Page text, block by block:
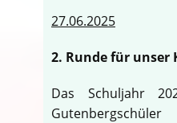
27.06.2025
2. Runde für
Das Schuljahr